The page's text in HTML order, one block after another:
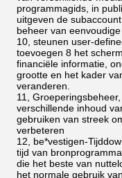
programmagids, in
uitgeven de
beheer van
10, steunen user-
toevoegen 8 het
financiële informatie,
grootte en het kader
veranderen.
11,
verschillende inhoud
gebruiken van streek
verbeteren
12, be*vestigen-
tijd van
die het beste van
het normale gebruik